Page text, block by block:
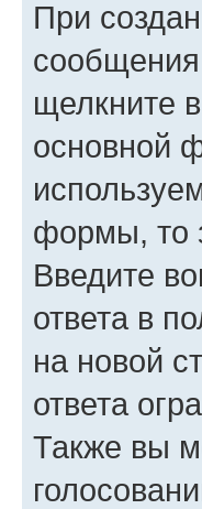
При
щелкните
основной
формы, то
Введите
ответа в
на новой
ответа
Также вы